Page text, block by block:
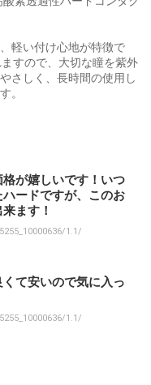
軽い付け心地が特徴で
すので、大切な瞳を紫外
さしく、長時間の使用し
。
が嬉しいです！いつ
ードですが、このお
ます！
1.1/
て安いので気に入っ
1.1/